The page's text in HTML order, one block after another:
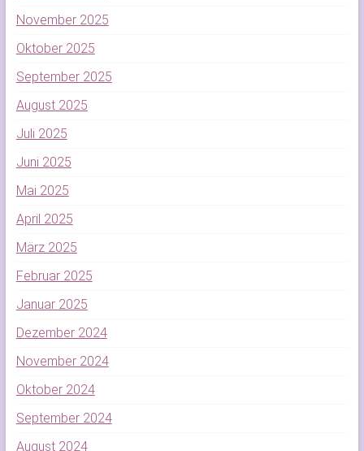
November 2025
Oktober 2025
September 2025
August 2025
Juli 2025
Juni 2025
Mai 2025
April 2025
März 2025
Februar 2025
Januar 2025
Dezember 2024
November 2024
Oktober 2024
September 2024
August 2024